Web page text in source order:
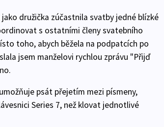
družička zúčastnila svatby jedné blízké
s ostatními členy svatebního
toho, abych běžela na podpatcích po
jsem manželovi rychlou zprávu "Přijď
psát přejetím mezi písmeny,
Series 7, než klovat jednotlivé